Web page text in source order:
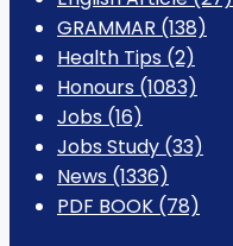
GRAMMAR (138)
Health Tips (2)
Honours (1083)
Jobs (16)
Jobs Study (33)
News (1336)
PDF BOOK (78)